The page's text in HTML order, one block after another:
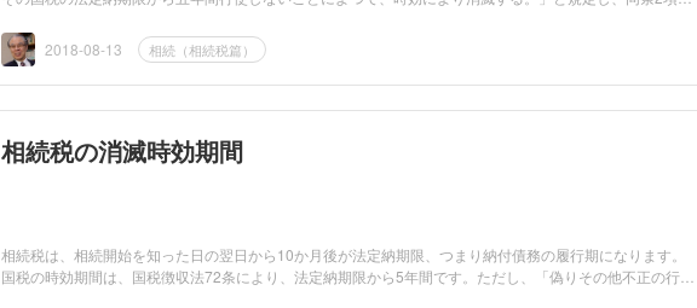
2018-08-13
相続（相続税篇）
相続税の消滅時効期間
相続税は、相続開始を知った日の翌日から10か月後が法定納期限、つまり納付債務の履行期になります。
国税の時効期間は、国税徴収法72条により、法定納期限から5年間です。ただし、「偽りその他不正の行